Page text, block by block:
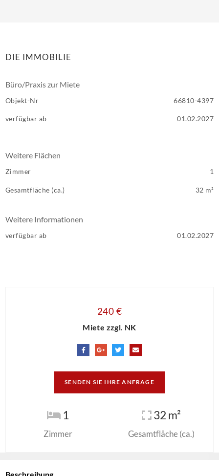
DIE IMMOBILIE
Büro/Praxis zur Miete
Objekt-Nr 66810-4397
verfügbar ab 01.02.2027
Weitere Flächen
Zimmer 1
Gesamtfläche (ca.) 32 m²
Weitere Informationen
verfügbar ab 01.02.2027
240 €
Miete zzgl. NK
SENDEN SIE IHRE ANFRAGE
1
Zimmer
32 m²
Gesamtfläche (ca.)
Beschreibung